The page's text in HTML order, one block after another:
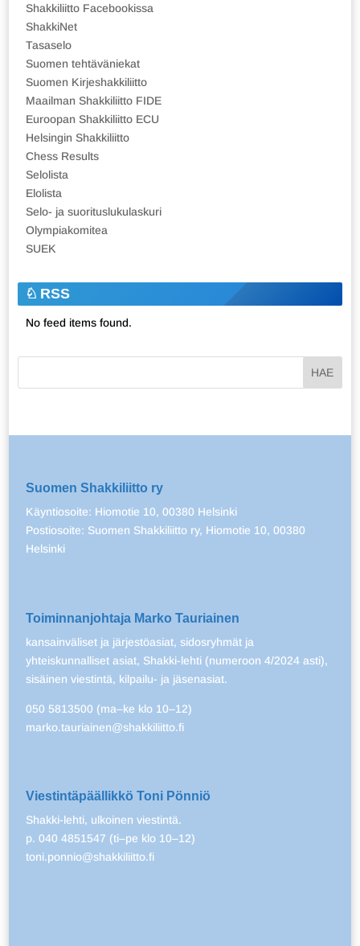
Shakkiliitto Facebookissa
ShakkiNet
Tasaselo
Suomen tehtäväniekat
Suomen Kirjeshakkiliitto
Maailman Shakkiliitto FIDE
Euroopan Shakkiliitto ECU
Helsingin Shakkiliitto
Chess Results
Selolista
Elolista
Selo- ja suorituslukulaskuri
Olympiakomitea
SUEK
RSS
No feed items found.
Suomen Shakkiliitto ry
Käyntiosoite: Hiomotie 10, 00380 Helsinki
Postiosoite: Suomen Shakkiliitto ry, Hiomotie 10, 00380
Helsinki
Toiminnanjohtaja Marko Tauriainen
kansainväliset ja järjestöasiat, sidosryhmät ja
yhteiskunnalliset asiat, Shakki-lehti (numeroon 4/2024 asti),
sisäinen viestintä, kilpailu- ja jäsenasiat.
050 5813500 (ma–ke klo 10–12)
marko.tauriainen@shakkiliitto.fi
Viestintäpäällikkö Toni Pönniö
Shakki-lehti, ulkoinen viestintä.
p. 040 4851547 (ti–pe klo 10–12)
toni.ponnio@shakkiliitto.fi